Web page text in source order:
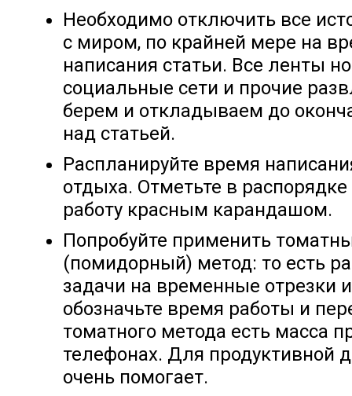
Необходимо отключить все
с миром, по крайней мере на
написания статьи. Все ленты
социальные сети и прочие
берем и откладываем до
над статьей.
Распланируйте время
отдыха. Отметьте в
работу красным карандашом.
Попробуйте применить
(помидорный) метод: то есть
задачи на временные отрезки
обозначьте время работы и
томатного метода есть масса
телефонах. Для продуктивной
очень помогает.